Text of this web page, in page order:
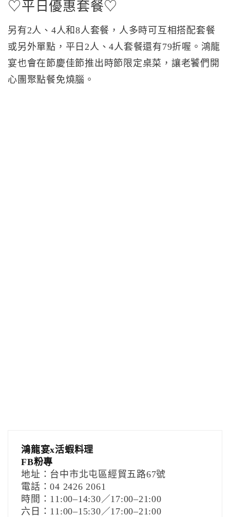
♡平日優惠套餐♡
另有2人、4人和8人套餐，人多時可互相搭配套餐
或另外單點，平日2人、4人套餐還有79折喔。鴻龍
宴也會在節慶佳節推出時節限定桌菜，讓老饕們開
心團聚點餐免燒腦。
鴻龍宴x活蝦料理
FB粉專
地址：台中市北屯區經貿五路67號
電話：04 2426 2061
時間：11:00–14:30／17:00–21:00
六日：11:00–15:30／17:00–21:00